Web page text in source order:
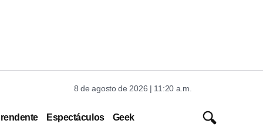
8 de agosto de 2026 | 11:20 a.m.
Espectáculos Geek